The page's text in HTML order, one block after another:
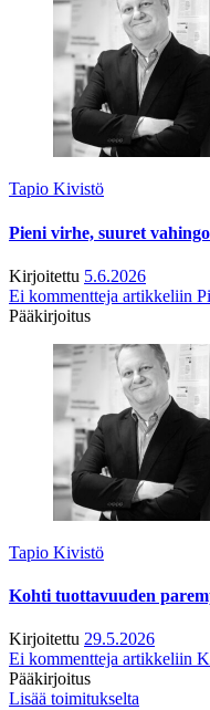
Tapio Kivistö
Pieni virhe, suuret
Kirjoitettu 5.6.2026
Ei kommentteja artikkeliin
Pääkirjoitus
Tapio Kivistö
Kohti tuottavuuden
Kirjoitettu 29.5.2026
Ei kommentteja artikkeliin
Pääkirjoitus
Lisää toimitukselta